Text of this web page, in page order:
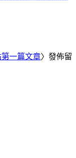
一篇文章〉發佈留